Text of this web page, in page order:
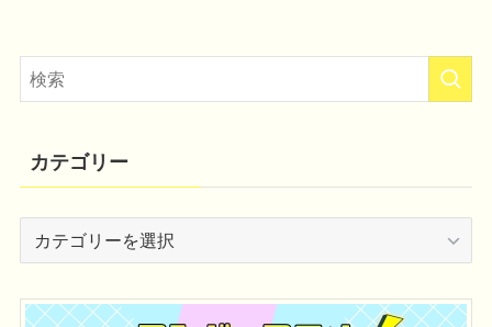
カテゴリー
リ